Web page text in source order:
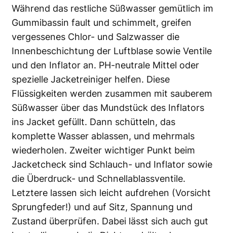
Während das restliche Süßwasser gemütlich im
Gummibassin fault und schimmelt, greifen
vergessenes Chlor- und Salzwasser die
Innenbeschichtung der Luftblase sowie Ventile
und den Inflator an. PH-neutrale Mittel oder
spezielle Jacketreiniger helfen. Diese
Flüssigkeiten werden zusammen mit sauberem
Süßwasser über das Mundstück des Inflators
ins Jacket gefüllt. Dann schütteln, das
komplette Wasser ablassen, und mehrmals
wiederholen. Zweiter wichtiger Punkt beim
Jacketcheck sind Schlauch- und Inflator sowie
die Überdruck- und Schnellablassventile.
Letztere lassen sich leicht aufdrehen (Vorsicht
Sprungfeder!) und auf Sitz, Spannung und
Zustand überprüfen. Dabei lässt sich auch gut